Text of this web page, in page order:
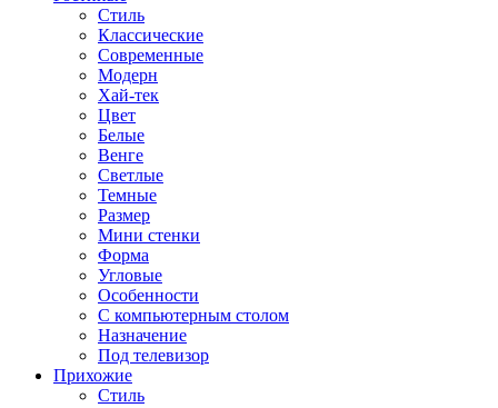
Стиль
Классические
Современные
Модерн
Хай-тек
Цвет
Белые
Венге
Светлые
Темные
Размер
Мини стенки
Форма
Угловые
Особенности
С компьютерным столом
Назначение
Под телевизор
Прихожие
Стиль